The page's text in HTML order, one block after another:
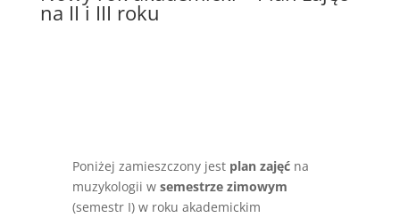
na II i III roku
Poniżej zamieszczony jest plan zajęćna
muzykologii w semestrze zimowym
(semestr I) w roku akademickim